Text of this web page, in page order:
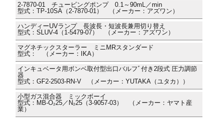
2-7870-01 チュービングポンプ 0.1～90mL／min
型式：TP-10SA（2-7870-01） （メーカー：アズワン）
ハンディーUVランプ 長波長・短波長兼用切り替え
型式：SLUV-4（1-5479-07） （メーカー：アズワン）
マグネチックスターラー ミニMRスタンダード
型式： （メーカー：IKA）
インキュベータ用ボンベ取付型出口バルフﾞ付き2段式 圧力調節
器
型式：GF2-2503-RN-V （メーカー：YUTAKA（ユタカ））
小型ガス混合器 ミックボーイ
型式：MB-O₂25／N₂25（3-9057-03） （メーカー：ヤマト産
業）